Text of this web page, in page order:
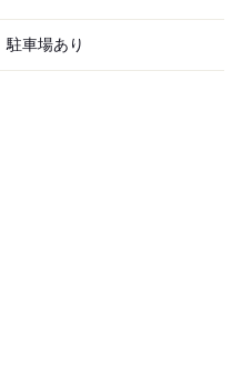
駐車場あり